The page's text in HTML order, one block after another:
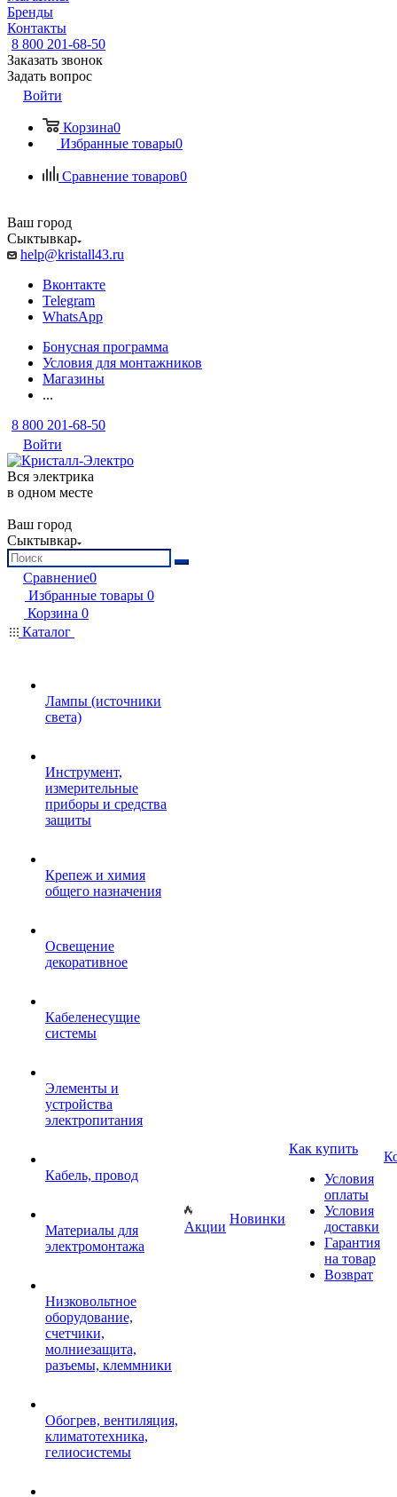
Бренды
Контакты
8 800 201-68-50
Заказать звонок
Задать вопрос
Войти
Корзина0
Избранные товары0
Сравнение товаров0
Ваш город
Сыктывкар
help@kristall43.ru
Вконтакте
Telegram
WhatsApp
Бонусная программа
Условия для монтажников
Магазины
...
8 800 201-68-50
Войти
Вся электрика
в одном месте
Ваш город
Сыктывкар
Сравнение0
Избранные товары 0
Корзина 0
Каталог
Лампы (источники
света)
Инструмент,
измерительные
приборы и средства
защиты
Крепеж и химия
общего назначения
Освещение
декоративное
Кабеленесущие
системы
Элементы и
устройства
электропитания
Кабель, провод
Материалы для
электромонтажа
Низковольтное
оборудование,
счетчики,
молниезащита,
разъемы, клеммники
Обогрев, вентиляция,
климатотехника,
гелиосистемы
Акции
Новинки
Как купить
Условия
оплаты
Условия
доставки
Гарантия
на товар
Возврат